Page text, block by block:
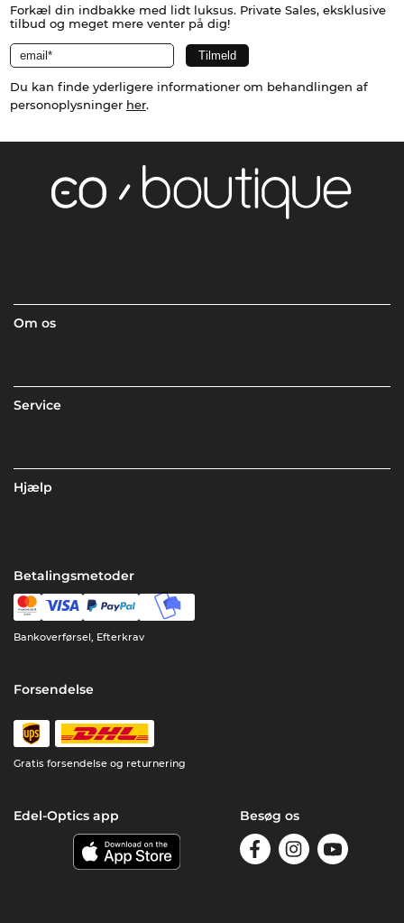
Forkæl din indbakke med lidt luksus. Private Sales, eksklusive
tilbud og meget mere venter på dig!
Du kan finde yderligere informationer om behandlingen af
personoplysninger her.
Om os
Service
Hjælp
Betalingsmetoder
Bankoverførsel, Efterkrav
Forsendelse
Gratis forsendelse og returnering
Edel-Optics app Besøg os